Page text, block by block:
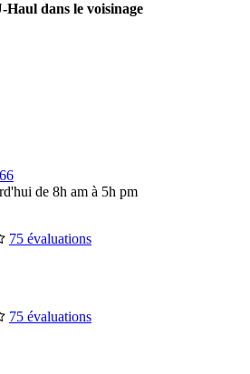
Haul dans le voisinage
de 8h am à 5h pm
75 évaluations
75 évaluations